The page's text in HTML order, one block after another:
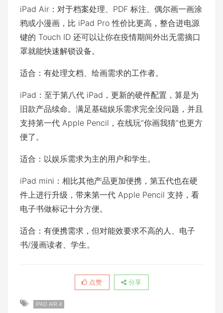
iPad Air：对于档案处理、PDF 标注、偶尔画一画涂
鸦或小漫画，比 iPad Pro 性价比更高，整合进电源
键的 Touch ID 还可以让你在疫情期间外出无需摘口
罩就能快速解锁设备。
适合：有处理文档、绘画需求的工作者。
iPad：至于第八代 iPad，更新的硬件配置，算是为
旧款产品续命。满足基础娱乐需求完全没问题，并且
支持第一代 Apple Pencil，在线玩“你画我猜”也更方
便了。
适合：以娱乐需求为主的用户和学生。
iPad mini：相比其他产品更加便携，第五代也在硬
件上进行升级，带来第一代 Apple Pencil 支持，看
电子书做标记十分方便。
适合：有便携需求，但对能效要求不高的人、电子
书/漫画读者、学生。
点赞 分享
IPAD AIR 4